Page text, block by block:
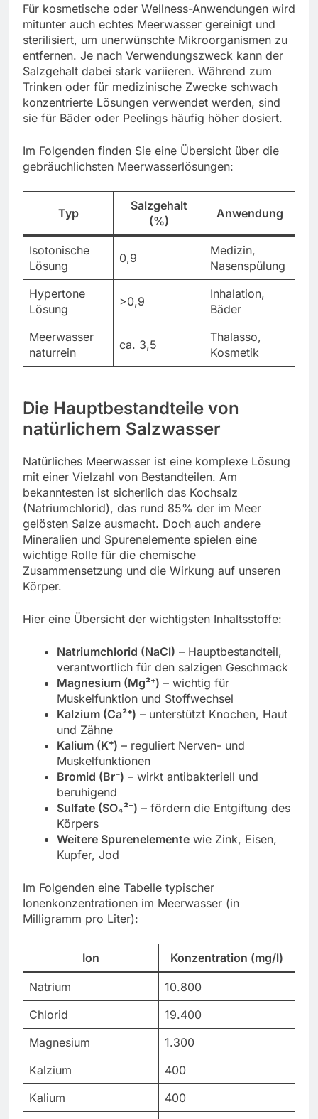
Für kosmetische oder Wellness-Anwendungen wird
mitunter auch echtes Meerwasser gereinigt und
sterilisiert, um unerwünschte Mikroorganismen zu
entfernen. Je nach Verwendungszweck kann der
Salzgehalt dabei stark variieren. Während zum
Trinken oder für medizinische Zwecke schwach
konzentrierte Lösungen verwendet werden, sind
sie für Bäder oder Peelings häufig höher dosiert.
Im Folgenden finden Sie eine Übersicht über die
gebräuchlichsten Meerwasserlösungen:
Typ
Salzgehalt
(%)
Anwendung
Isotonische
Lösung
0,9
Medizin,
Nasenspülung
Hypertone
Lösung
>0,9
Inhalation,
Bäder
Meerwasser
naturrein
ca. 3,5
Thalasso,
Kosmetik
Die Hauptbestandteile von
natürlichem Salzwasser
Natürliches Meerwasser ist eine komplexe Lösung
mit einer Vielzahl von Bestandteilen. Am
bekanntesten ist sicherlich das Kochsalz
(Natriumchlorid), das rund 85% der im Meer
gelösten Salze ausmacht. Doch auch andere
Mineralien und Spurenelemente spielen eine
wichtige Rolle für die chemische
Zusammensetzung und die Wirkung auf unseren
Körper.
Hier eine Übersicht der wichtigsten Inhaltsstoffe:
Natriumchlorid (NaCl) – Hauptbestandteil,
verantwortlich für den salzigen Geschmack
Magnesium (Mg²⁺) – wichtig für
Muskelfunktion und Stoffwechsel
Kalzium (Ca²⁺) – unterstützt Knochen, Haut
und Zähne
Kalium (K⁺) – reguliert Nerven- und
Muskelfunktionen
Bromid (Br⁻) – wirkt antibakteriell und
beruhigend
Sulfate (SO₄²⁻) – fördern die Entgiftung des
Körpers
Weitere Spurenelemente wie Zink, Eisen,
Kupfer, Jod
Im Folgenden eine Tabelle typischer
Ionenkonzentrationen im Meerwasser (in
Milligramm pro Liter):
Ion Konzentration (mg/l)
Natrium
10.800
Chlorid
19.400
Magnesium
1.300
Kalzium
400
Kalium
400